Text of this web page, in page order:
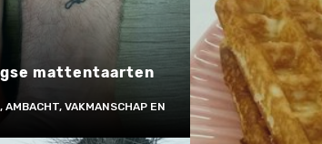
mattentaarten
AMBACHT, VAKMANSCHAP EN